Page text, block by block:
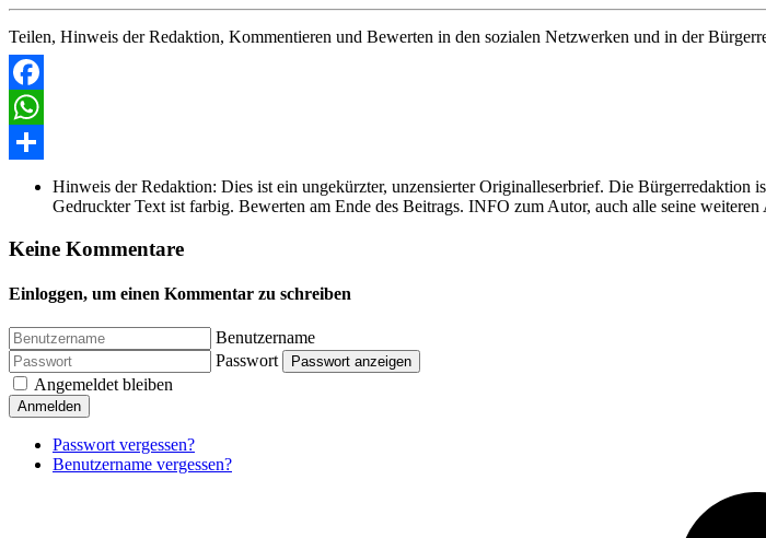
Teilen, Hinweis der Redaktion, Kommentieren und Bewerten in den sozialen Netzwerken und in der
Facebook
WhatsApp
Hinweis der Redaktion: Dies ist ein ungekürzter, unzensierter Originalleserbrief. Die
Gedruckter Text ist farbig. Bewerten am Ende des Beitrags. INFO zum Autor, auch alle seine
Keine Kommentare
Einloggen, um einen Kommentar zu schreiben
Benutzername
Passwort
Passwort anzeigen
Angemeldet bleiben
Anmelden
Passwort vergessen?
Benutzername vergessen?